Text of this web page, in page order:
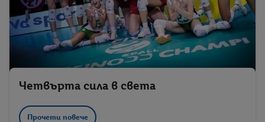
Четвърта сила в света
Прочети повече